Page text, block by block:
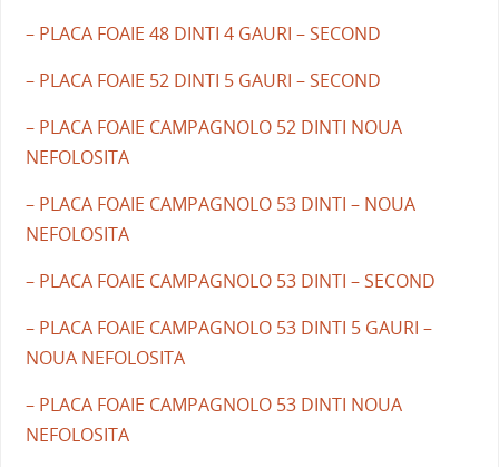
– PLACA FOAIE 48 DINTI 4 GAURI – SECOND
– PLACA FOAIE 52 DINTI 5 GAURI – SECOND
– PLACA FOAIE CAMPAGNOLO 52 DINTI NOUA
NEFOLOSITA
– PLACA FOAIE CAMPAGNOLO 53 DINTI – NOUA
NEFOLOSITA
– PLACA FOAIE CAMPAGNOLO 53 DINTI – SECOND
– PLACA FOAIE CAMPAGNOLO 53 DINTI 5 GAURI –
NOUA NEFOLOSITA
– PLACA FOAIE CAMPAGNOLO 53 DINTI NOUA
NEFOLOSITA